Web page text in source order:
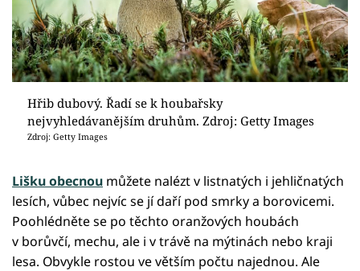
Hřib dubový. Řadí se k houbařsky
nejvyhledávanějším druhům. Zdroj: Getty Images
Zdroj: Getty Images
Lišku obecnou můžete nalézt v listnatých i jehličnatých
lesích, vůbec nejvíc se jí daří pod smrky a borovicemi.
Poohlédněte se po těchto oranžových houbách
v borůvčí, mechu, ale i v trávě na mýtinách nebo kraji
lesa. Obvykle rostou ve větším počtu najednou. Ale